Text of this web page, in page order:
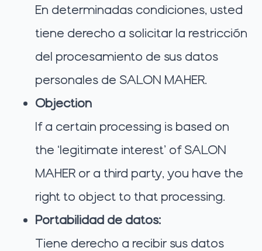
En determinadas condiciones, usted
tiene derecho a solicitar la restricción
del procesamiento de sus datos
personales de SALON MAHER.
Objection
If a certain processing is based on
the ‘legitimate interest’ of SALON
MAHER or a third party, you have the
right to object to that processing.
Portabilidad de datos:
Tiene derecho a recibir sus datos